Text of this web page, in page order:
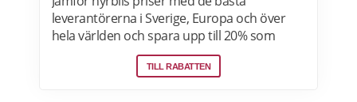
leverantörerna i Sverige, Europa och över
hela världen och spara upp till 20% som
medlem! Upptäck speciella priser på Auto
Europe hemsida!TILL RABATTEN